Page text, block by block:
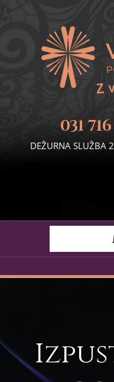
031
DEŽURNA SLUŽBA